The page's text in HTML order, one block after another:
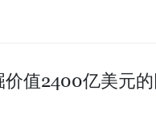
值2400亿美元